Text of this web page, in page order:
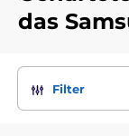
das
Filter